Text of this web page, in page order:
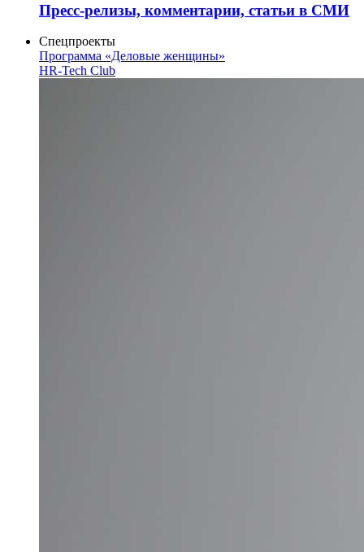
Пресс-релизы, комментарии, статьи в СМИ
Спецпроекты
Программа «Деловые женщины»
HR-Tech Club